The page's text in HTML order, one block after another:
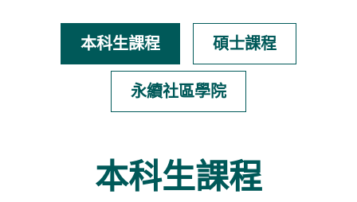
本科生課程 碩士課程
永續社區學院
本科生課程